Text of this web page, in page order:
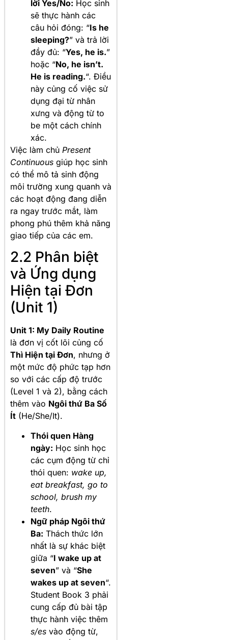
lời Yes/No: Học sinh
sẽ thực hành các
câu hỏi đóng: “Is he
sleeping?” và trả lời
đầy đủ: “Yes, he is.”
hoặc “No, he isn’t.
He is reading.“. Điều
này củng cố việc sử
dụng đại từ nhân
xưng và động từ to
be một cách chính
xác.
Việc làm chủ Present
Continuous giúp học sinh
có thể mô tả sinh động
môi trường xung quanh và
các hoạt động đang diễn
ra ngay trước mắt, làm
phong phú thêm khả năng
giao tiếp của các em.
2.2 Phân biệt
và Ứng dụng
Hiện tại Đơn
(Unit 1)
Unit 1: My Daily Routine
là đơn vị cốt lõi củng cố
Thì Hiện tại Đơn, nhưng ở
một mức độ phức tạp hơn
so với các cấp độ trước
(Level 1 và 2), bằng cách
thêm vào Ngôi thứ Ba Số
Ít (He/She/It).
Thói quen Hàng
ngày: Học sinh học
các cụm động từ chỉ
thói quen: wake up,
eat breakfast, go to
school, brush my
teeth.
Ngữ pháp Ngôi thứ
Ba: Thách thức lớn
nhất là sự khác biệt
giữa “I wake up at
seven” và “She
wakes up at seven“.
Student Book 3 phải
cung cấp đủ bài tập
thực hành việc thêm
s/es vào động từ,